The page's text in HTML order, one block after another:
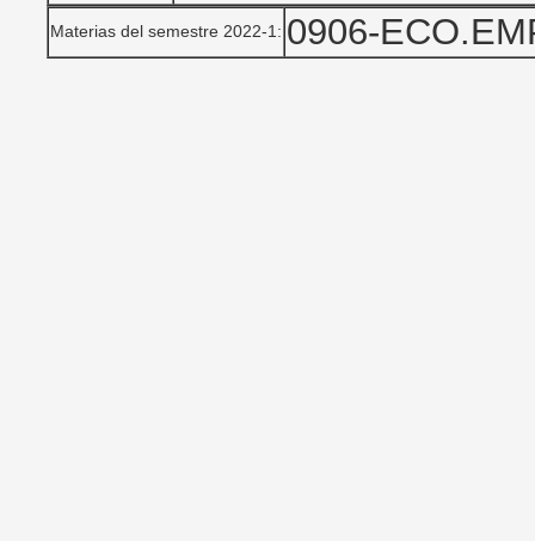
Materias del semestre 2022-1: 0906-